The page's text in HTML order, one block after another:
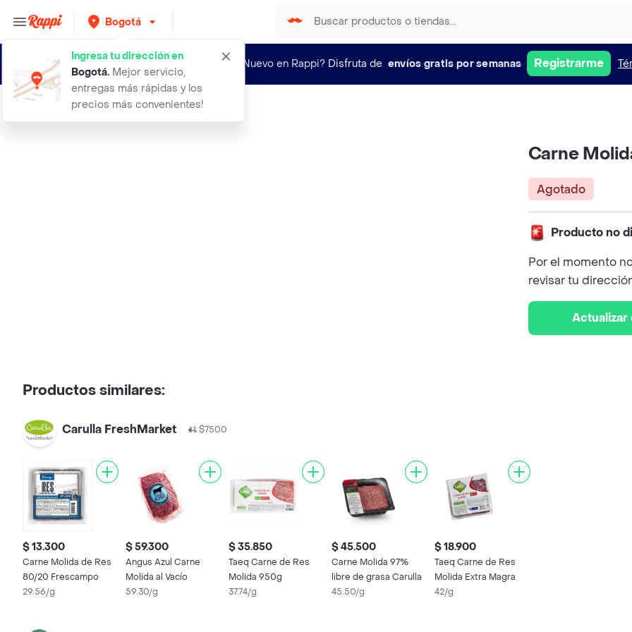
Bogotá
Ingresa tu dirección en
Bogotá. Mejor servicio,
entregas más rápidas y los
precios más convenientes!
¿Nuevo en Rappi? Disfruta de envíos gratis por semanas Registrarme
carne molida certified angus beef
Carne
Agotado
Producto no
Por el momento
revisar tu
Actualizar
Productos similares:
Carulla FreshMarket $7500
$ 13.300
Carne Molida de Res
80/20 Frescampo
29.56/g
$ 59.300
Angus Azul Carne
Molida al Vacío
59.30/g
$ 35.850
Taeq Carne de Res
Molida 950g
37.74/g
$ 45.500
Carne Molida 97%
libre de grasa Carulla
45.50/g
$ 18.900
Taeq Carne de Res
Molida Extra Magra
42/g